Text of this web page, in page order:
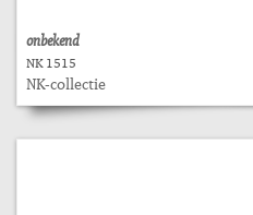
onbekend
NK 1515
NK-collectie